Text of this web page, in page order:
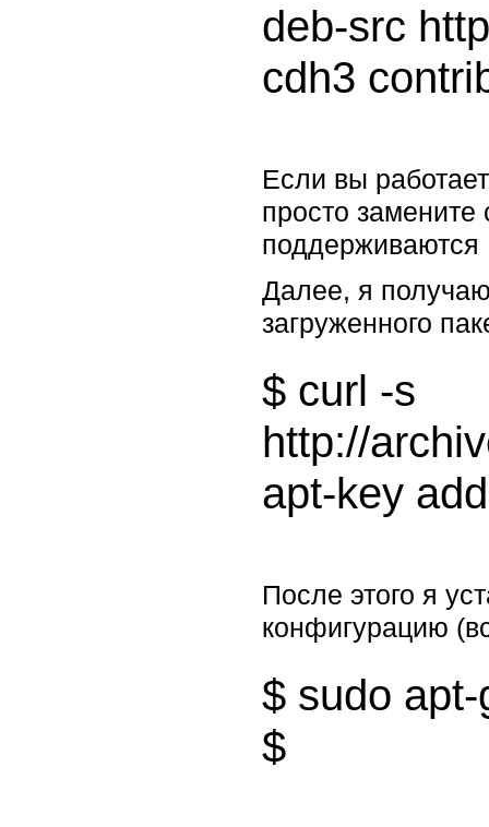
deb-src
Если вы
просто
поддерживаются
Далее, я
загруженного
$ curl -s
http://
После этого я
конфигурацию
$ sudo